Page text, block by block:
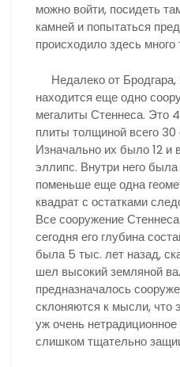
можно войти, посидеть
камней и попытаться
происходило здесь
Недалеко от Бродгара,
находится еще одно
мегалиты Стеннеса. Это
плиты толщиной всего
Изначально их было 12 и
эллипс. Внутри него
поменьше еще одна
квадрат с остатками
Все сооружение
сегодня его глубина
была 5 тыс. лет назад,
шел высокий земляной
предназначалось
склоняются к мысли, что
уж очень
слишком тщательно